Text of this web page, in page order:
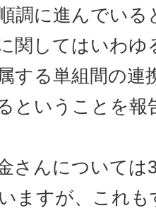
調に進んでい
関してはいわゆ
する単組間の連
ということを報
さんについては
ますが、これも